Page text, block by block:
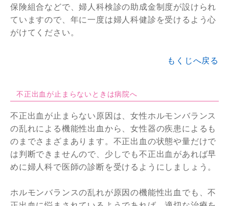
保険組合などで、婦人科検診の助成金制度が設けられ
ていますので、年に一度は婦人科健診を受けるよう心
がけてください。
もくじへ戻る
不正出血が止まらないときは病院へ
不正出血が止まらない原因は、女性ホルモンバランス
の乱れによる機能性出血から、女性器の疾患によるも
のまでさまざまあります。不正出血の状態や量だけで
は判断できませんので、少しでも不正出血があれば早
めに婦人科で医師の診断を受けるようにしましょう。
ホルモンバランスの乱れが原因の機能性出血でも、不